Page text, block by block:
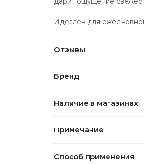
Идеален для
Отзывы
Бренд
Наличие в магазинах
Примечание
Способ применения